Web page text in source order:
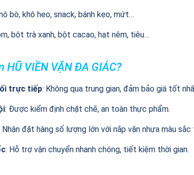
bò, khô heo, snack, bánh kẹo, mứt…
bột trà xanh, bột cacao, hạt nêm, tiêu…
HŨ VIỀN VẶN ĐA GIÁC?
trực tiếp: Không qua trung gian, đảm bảo giá tốt
: Được kiểm định chặt chẽ, an toàn thực phẩm.
Nhận đặt hàng số lượng lớn với nắp vặn nhựa màu sắc
: Hỗ trợ vận chuyển nhanh chóng, tiết kiệm thời gian.